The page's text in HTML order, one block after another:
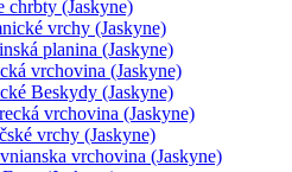
chrbty (Jaskyne)
vrchy (Jaskyne)
planina (Jaskyne)
vrchovina (Jaskyne)
Beskydy (Jaskyne)
vrchovina (Jaskyne)
vrchy (Jaskyne)
vrchovina (Jaskyne)